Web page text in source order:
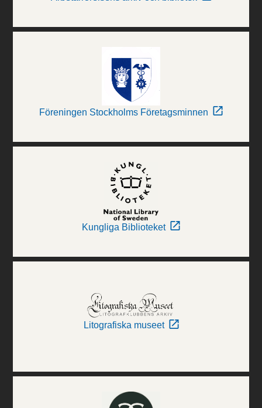
Föreningen Stockholms Företagsminnen
Kungliga Biblioteket
Litografiska museet